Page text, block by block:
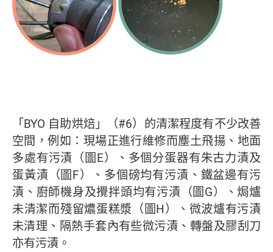
「BYO 自助烘焙」（#6）的清潔程度有不少改善
空間，例如：現場正進行維修而塵土飛揚、地面
多處有污漬（圖E）、多個分蛋器有朱古力漬及
蛋黃漬（圖F）、多個磅均有污漬、鐵盆邊有污
漬、廚師機身及攪拌頭均有污漬（圖G）、焗爐
未清潔而殘留燶蛋糕漿（圖H）、微波爐有污漬
未清理、隔熱手套內有些微污漬、轉盤及膠刮刀
亦有污漬。